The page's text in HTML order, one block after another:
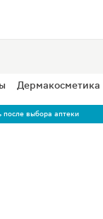
Дермакосметика
после выбора аптеки